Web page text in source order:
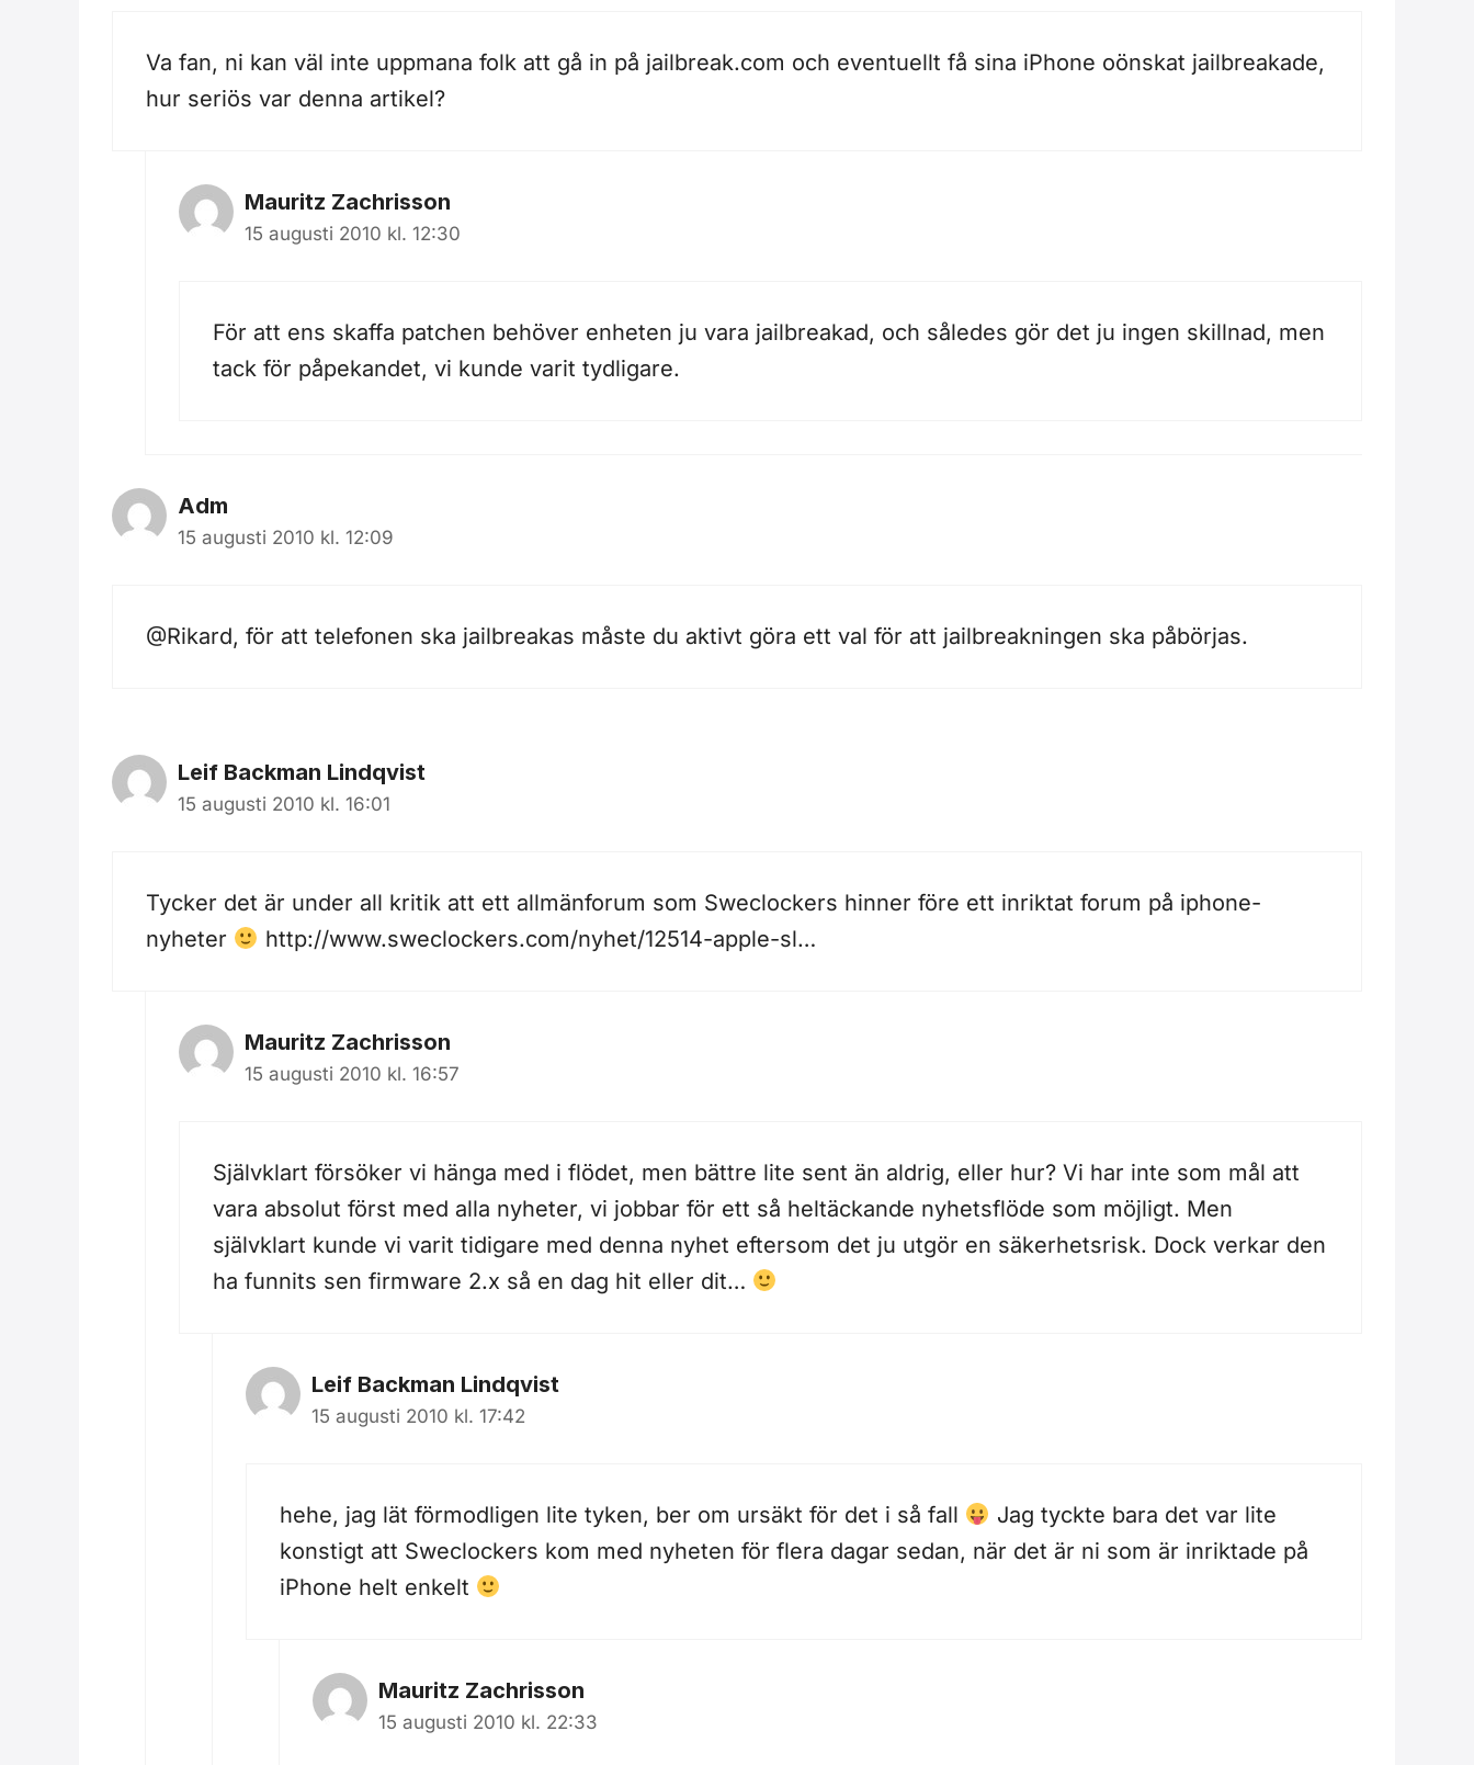
Va fan, ni kan väl inte uppmana folk att gå in på jailbreak.com och eventuellt få sina iPhone oönskat jailbreakade,
hur seriös var denna artikel?
Mauritz Zachrisson
15 augusti 2010 kl. 12:30
För att ens skaffa patchen behöver enheten ju vara jailbreakad, och således gör det ju ingen skillnad, men
tack för påpekandet, vi kunde varit tydligare.
Adm
15 augusti 2010 kl. 12:09
@Rikard, för att telefonen ska jailbreakas måste du aktivt göra ett val för att jailbreakningen ska påbörjas.
Leif Backman Lindqvist
15 augusti 2010 kl. 16:01
Tycker det är under all kritik att ett allmänforum som Sweclockers hinner före ett inriktat forum på iphone-
nyheter
http://www.sweclockers.com/nyhet/12514-apple-sl…
Mauritz Zachrisson
15 augusti 2010 kl. 16:57
Självklart försöker vi hänga med i flödet, men bättre lite sent än aldrig, eller hur? Vi har inte som mål att
vara absolut först med alla nyheter, vi jobbar för ett så heltäckande nyhetsflöde som möjligt. Men
självklart kunde vi varit tidigare med denna nyhet eftersom det ju utgör en säkerhetsrisk. Dock verkar den
ha funnits sen firmware 2.x så en dag hit eller dit…
Leif Backman Lindqvist
15 augusti 2010 kl. 17:42
hehe, jag lät förmodligen lite tyken, ber om ursäkt för det i så fall
Jag tyckte bara det var lite
konstigt att Sweclockers kom med nyheten för flera dagar sedan, när det är ni som är inriktade på
iPhone helt enkelt
Mauritz Zachrisson
15 augusti 2010 kl. 22:33